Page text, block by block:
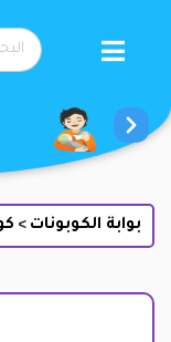
بوابة الكوبونات >